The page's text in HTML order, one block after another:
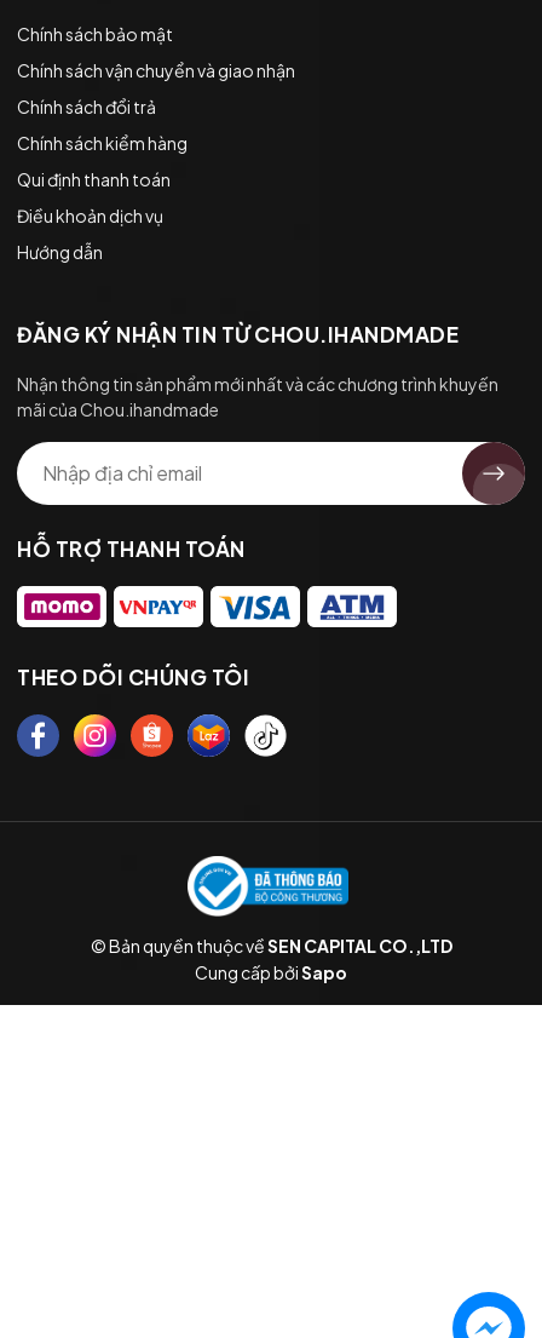
Chính sách bảo mật
Chính sách vận chuyển và giao nhận
Chính sách đổi trả
Chính sách kiểm hàng
Qui định thanh toán
Điều khoản dịch vụ
Hướng dẫn
ĐĂNG KÝ NHẬN TIN TỪ CHOU.IHANDMADE
Nhận thông tin sản phẩm mới nhất và các chương trình khuyến
mãi của Chou.ihandmade
HỖ TRỢ THANH TOÁN
THEO DÕI CHÚNG TÔI
© Bản quyền thuộc vềSEN CAPITAL CO.,LTD
Cung cấp bởiSapo